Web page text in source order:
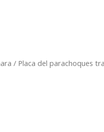
/ Placa del parachoques